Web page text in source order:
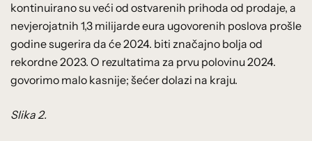
kontinuirano su veći od ostvarenih prihoda od prodaje, a
nevjerojatnih 1,3 milijarde eura ugovorenih poslova prošle
godine sugerira da će 2024. biti značajno bolja od
rekordne 2023. O rezultatima za prvu polovinu 2024.
govorimo malo kasnije; šećer dolazi na kraju.
Slika 2.